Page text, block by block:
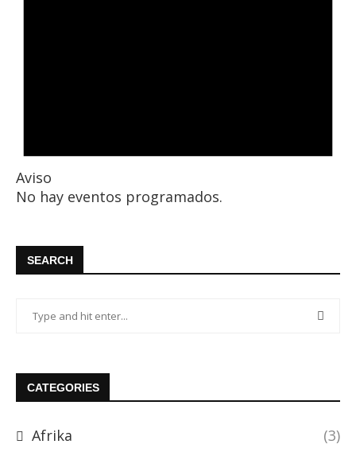
Aviso
No hay eventos programados.
SEARCH
CATEGORIES
Afrika (3)